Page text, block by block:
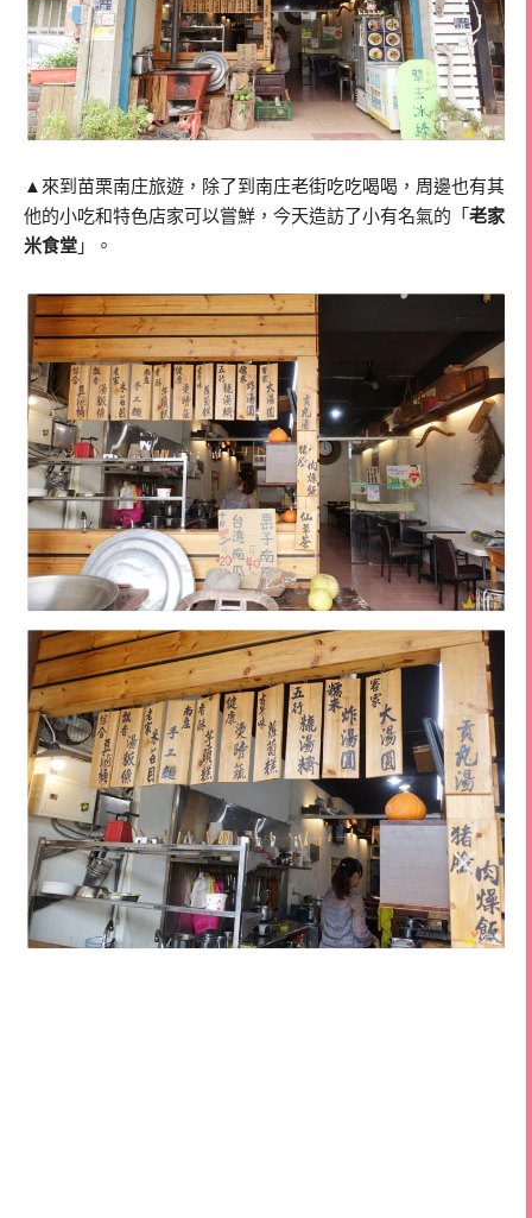
▲來到苗栗南庄旅遊，除了到南庄老街吃吃喝喝，周邊也有其
他的小吃和特色店家可以嘗鮮，今天造訪了小有名氣的「 老家
米食堂 」。